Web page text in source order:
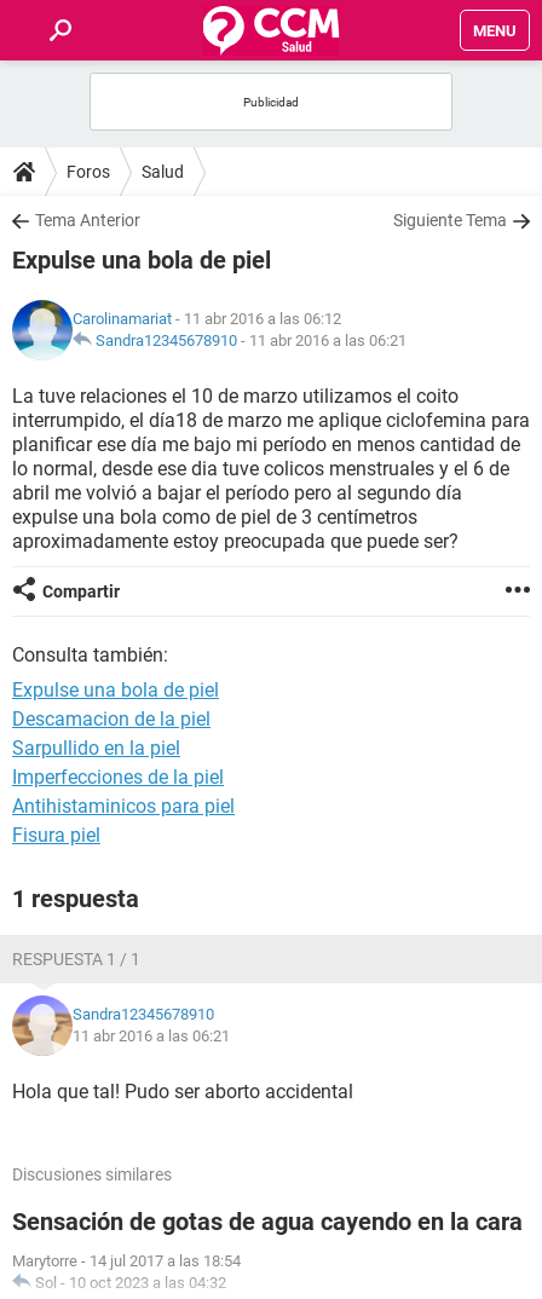
MENU
FOROS
SALUD
FAMILIA
NUTRICIÓN
BIENESTAR
SEXUALIDAD
GLOSARIO
Foros Salud
Tema Anterior Siguiente Tema
Expulse una bola de piel
Carolinamariat - 11 abr 2016 a las 06:12
Sandra12345678910 - 11 abr 2016 a las 06:21
La tuve relaciones el 10 de marzo utilizamos el coito
interrumpido, el día18 de marzo me aplique ciclofemina para
planificar ese día me bajo mi período en menos cantidad de
lo normal, desde ese dia tuve colicos menstruales y el 6 de
abril me volvió a bajar el período pero al segundo día
expulse una bola como de piel de 3 centímetros
aproximadamente estoy preocupada que puede ser?
Compartir
Consulta también:
Expulse una bola de piel
Descamacion de la piel
Sarpullido en la piel
Imperfecciones de la piel
Antihistaminicos para piel
Fisura piel
1 respuesta
RESPUESTA 1 / 1
Sandra12345678910
11 abr 2016 a las 06:21
Hola que tal! Pudo ser aborto accidental
Discusiones similares
Sensación de gotas de agua cayendo en la cara
Marytorre - 14 jul 2017 a las 18:54
Sol - 10 oct 2023 a las 04:32